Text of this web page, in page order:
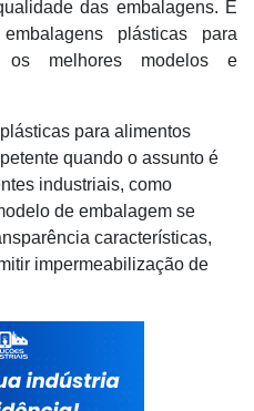
das embalagens. E
plásticas para
os melhores modelos e
para alimentos
quando o assunto é
industriais, como
de embalagem se
características,
impermeabilização de